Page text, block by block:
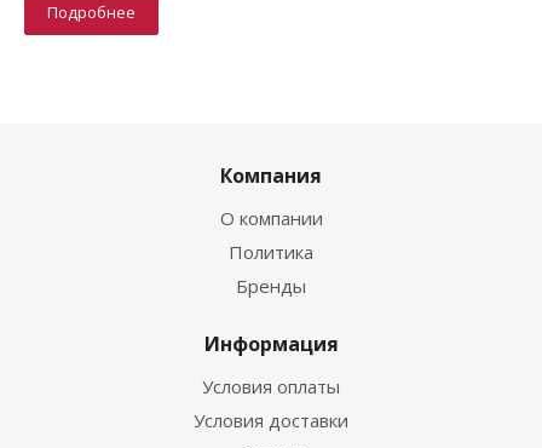
Подробнее
Компания
О компании
Политика
Бренды
Информация
Условия оплаты
Условия доставки